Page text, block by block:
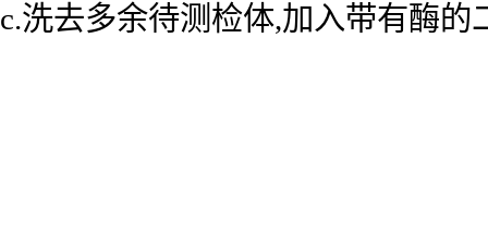
c.洗去多余待测检体,加入带有酶